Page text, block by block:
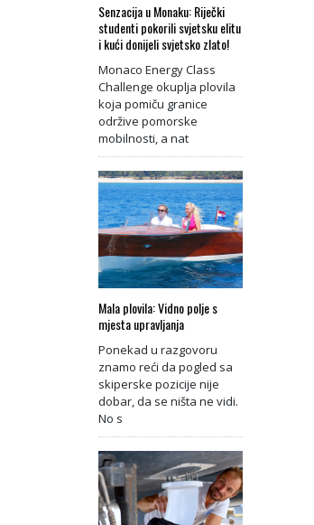
Senzacija u Monaku: Riječki
studenti pokorili svjetsku elitu
i kući donijeli svjetsko zlato!
Monaco Energy Class
Challenge okuplja plovila
koja pomiču granice
održive pomorske
mobilnosti, a nat
Mala plovila: Vidno polje s
mjesta upravljanja
Ponekad u razgovoru
znamo reći da pogled sa
skiperske pozicije nije
dobar, da se ništa ne vidi.
No s